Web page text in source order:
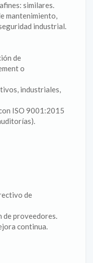
similares.
mantenimiento,
industrial.
de
o
industriales,
ISO 9001:2015
de
proveedores.
continua.